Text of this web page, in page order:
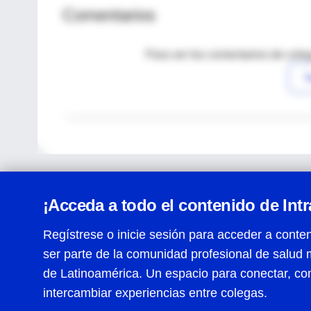
Comentarios
Para ver los comentarios de
¡Acceda a todo el contenido de
Regístrese o inicie sesión para acceder a
ser parte de la comunidad profesional de salud
de Latinoamérica. Un espacio para conectar,
intercambiar experiencias entre colegas.
Centro de Ayuda
Términos y condiciones| Políticas de privacidad